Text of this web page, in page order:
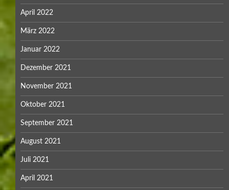
April 2022
März 2022
Januar 2022
Dezember 2021
November 2021
Oktober 2021
September 2021
August 2021
Juli 2021
April 2021